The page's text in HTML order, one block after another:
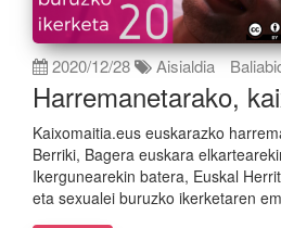
2020/12/28 Aisialdia
Harremanetarako,
Kaixomaitia.eus euskarazko
Berriki, Bagera euskara
Ikergunearekin batera, Euskal
eta sexualei buruzko ikerketaren